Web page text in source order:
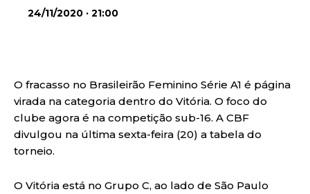
24/11/2020 · 21:00
O fracasso no Brasileirão Feminino Série A1 é página
virada na categoria dentro do Vitória. O foco do
clube agora é na competição sub-16. A CBF
divulgou na última sexta-feira (20) a tabela do
torneio.
O Vitória está no Grupo C, ao lado de São Paulo